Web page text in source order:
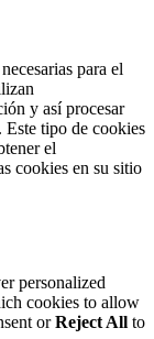
para el
y así procesar
Este tipo de cookies
el
cookies en su sitio
personalized
cookies to allow
orReject All to